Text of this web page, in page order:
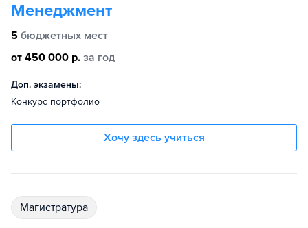
Менеджмент
5 бюджетных мест
от 450 000 р. за год
Доп. экзамены:
Конкурс портфолио
Хочу здесь учиться
магистратура